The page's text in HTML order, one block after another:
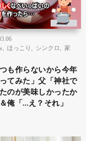
ほっこり シンクロ
家
も作らないから今年
てみた」父「神社で
のが美味しかったか
俺「…え？それ」